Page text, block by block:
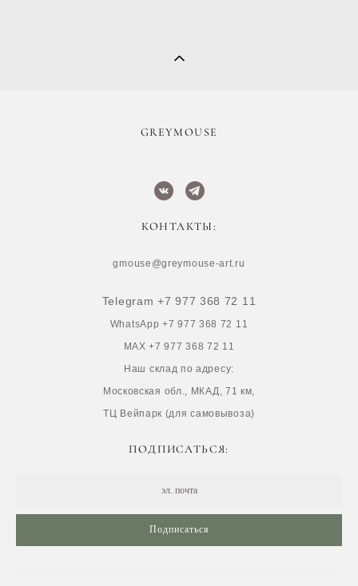
​GREYMOUSE
КОНТАКТЫ:
gmouse@greymouse-art.ru
Telegram +7 977 368 72 11
WhatsApp +7 977 368 72 11
MAX +7 977 368 72 11
Наш склад по адресу:
Московская обл., МКАД, 71 км,
ТЦ Вейпарк (для самовывоза)
ПОДПИСАТЬСЯ:
Подписаться